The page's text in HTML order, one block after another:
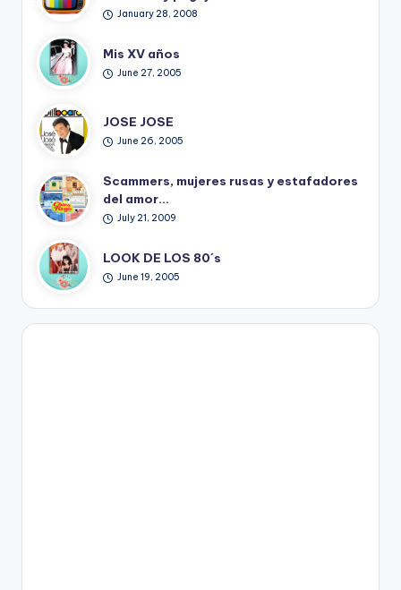
ro
January 28, 2008
Mis XV años
June 27, 2005
JOSE JOSE
June 26, 2005
Scammers, mujeres rusas y estafadores
del amor…
July 21, 2009
LOOK DE LOS 80´s
June 19, 2005